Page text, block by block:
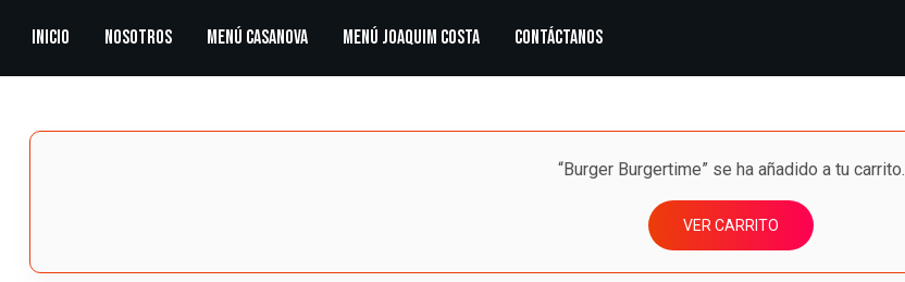
Inicio Nosotros Menú Casanova Menú Joaquim Costa Contáctanos
“Burger Burgertime” se ha añadido a tu carrito.
VER CARRITO